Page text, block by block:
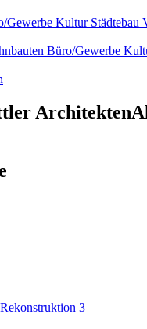
Gewerbe Kultur Städtebau
Büro/Gewerbe
Architekten
Rekonstruktion 3